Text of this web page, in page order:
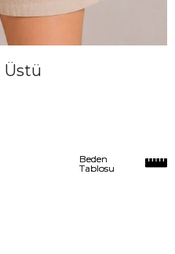
Üstü
Beden
Tablosu
Beden
Tablosu